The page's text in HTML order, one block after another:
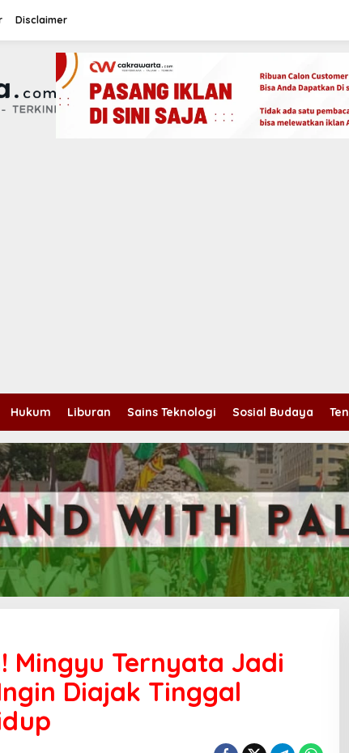
Disclaimer
Hukum Liburan Sains Teknologi Sosial Budaya
Mingyu Ternyata Jadi
Diajak Tinggal